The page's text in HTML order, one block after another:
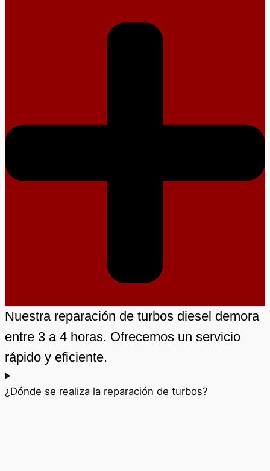
Nuestra reparación de turbos diesel demora
entre 3 a 4 horas. Ofrecemos un servicio
rápido y eficiente.
¿Dónde se realiza la reparación de turbos?